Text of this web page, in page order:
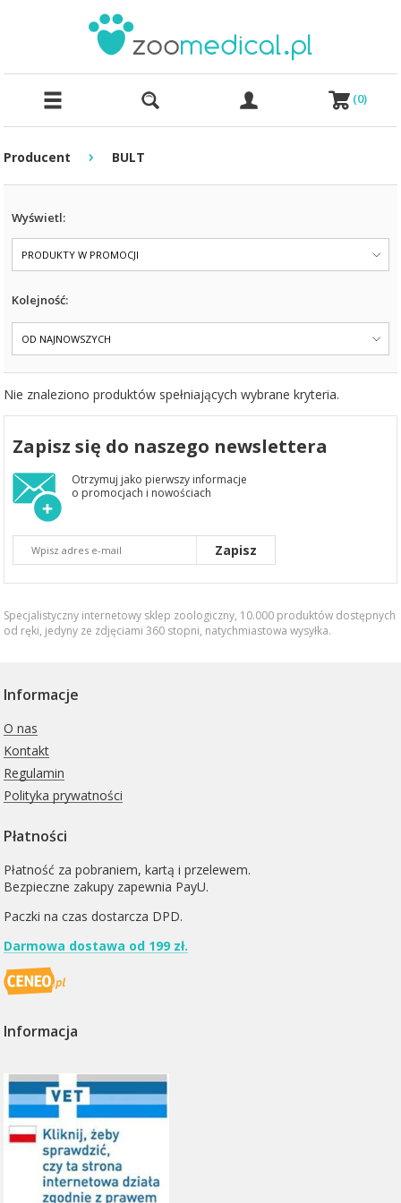
(0)
Producent › BULT
Wyświetl:
PRODUKTY W PROMOCJI
Kolejność:
OD NAJNOWSZYCH
Nie znaleziono produktów spełniających wybrane kryteria.
Zapisz się do naszego newslettera
Otrzymuj jako pierwszy informacje
o promocjach i nowościach
Zapisz
Specjalistyczny internetowy sklep zoologiczny, 10.000 produktów dostępnych
od ręki, jedyny ze zdjęciami 360 stopni, natychmiastowa wysyłka.
Informacje
O nas
Kontakt
Regulamin
Polityka prywatności
Płatności
Płatność za pobraniem, kartą i przelewem.
Bezpieczne zakupy zapewnia PayU.
Paczki na czas dostarcza DPD.
Darmowa dostawa od 199 zł.
Informacja